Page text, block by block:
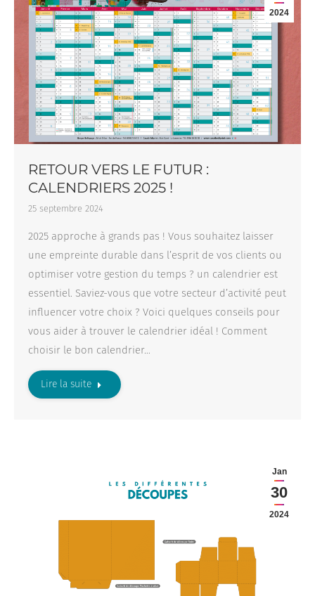
2024
RETOUR VERS LE FUTUR :
CALENDRIERS 2025 !
25 septembre 2024
2025 approche à grands pas ! Vous souhaitez laisser
une empreinte durable dans l’esprit de vos clients ou
optimiser votre gestion du temps ? un calendrier est
essentiel. Saviez-vous que votre secteur d’activité peut
influencer votre choix ? Voici quelques conseils pour
vous aider à trouver le calendrier idéal ! Comment
choisir le bon calendrier…
Lire la suite
Jan
30
2024